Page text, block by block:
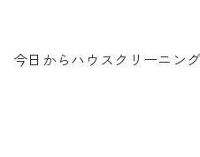
今日からハウスクリーニン